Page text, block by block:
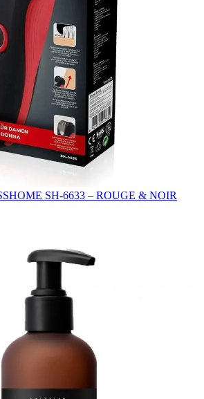
SH-6633 – ROUGE & NOIR